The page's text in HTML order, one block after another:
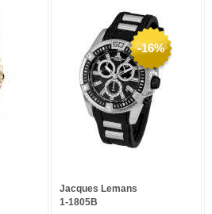
-16%
Jacques Lemans
1-1805B